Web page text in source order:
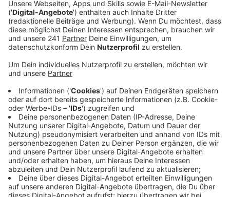
jetzt folgen die restlichen 2 Prozent.
Veröffentlicht:Freitag, 30.06.2023 06:11
Anzeige
Damit werden die Tickets zwischen 10 Cent, zum
Beispiel bei Einzeltickets, bis hin zu 12 Euro bei
Monatstickets teurer. Grund für die Erhöhung sind die
extremen Preise in den Bereichen Energie, Personal
und Material, so der VRS. Einzeltickets für Kinder
zwischen 6 und 14 Jahren sind ab morgen allerdings
sogar günstiger. Der VRS strebt an, dass die
Kindertickets zukünftig immer genau die Hälfte der
Tickets für Erwachsene kosten. Dazu mussten sie